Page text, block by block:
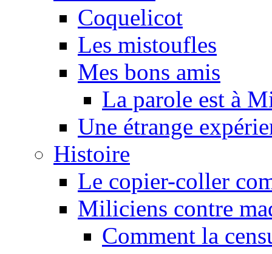
Coquelicot
Les mistoufles
Mes bons amis
La parole est à
Une étrange
Histoire
Le copier-coller
Miliciens contre
Comment la